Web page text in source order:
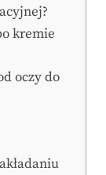
kremie
oczy do